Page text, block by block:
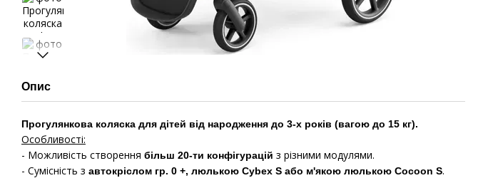
Опис
Прогулянкова коляска для дітей від народження до 3-х років (вагою до 15 кг).
Особливості:
- Можливість створення більш 20-ти конфігурацій з різними модулями.
- Сумісність з автокріслом гр. 0 +, люлькою Cybex S або м'якою люлькою Cocoon S.